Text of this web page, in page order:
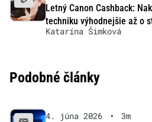
Letný Canon Cashback:
techniku výhodnejšie až o
Katarína Šimková
Podobné články
4. júna 2026 •
3m